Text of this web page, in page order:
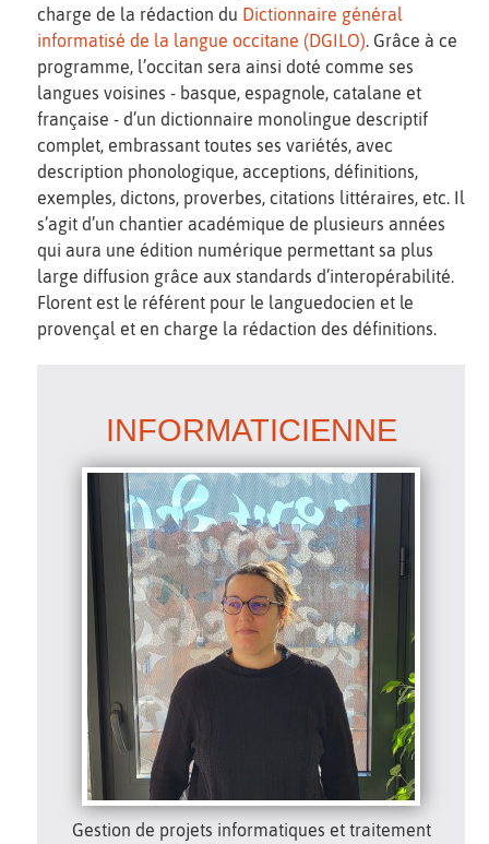
charge de la rédaction du Dictionnaire général
informatisé de la langue occitane (DGILO). Grâce à ce
programme, l’occitan sera ainsi doté comme ses
langues voisines - basque, espagnole, catalane et
française - d’un dictionnaire monolingue descriptif
complet, embrassant toutes ses variétés, avec
description phonologique, acceptions, définitions,
exemples, dictons, proverbes, citations littéraires, etc. Il
s’agit d’un chantier académique de plusieurs années
qui aura une édition numérique permettant sa plus
large diffusion grâce aux standards d’interopérabilité.
Florent est le référent pour le languedocien et le
provençal et en charge la rédaction des définitions.
INFORMATICIENNE
Gestion de projets informatiques et traitement